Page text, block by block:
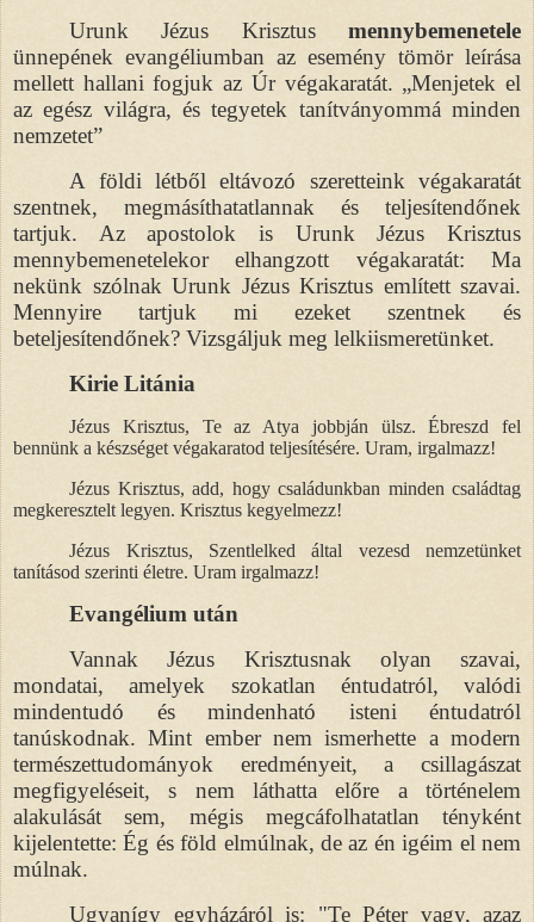
Urunk Jézus Krisztus mennybemenetele
ünnepének evangéliumban az esemény tömör leírása
mellett hallani fogjuk az Úr végakaratát. „Menjetek el
az egész világra, és tegyetek tanítványommá minden
nemzetet”
A földi létből eltávozó szeretteink végakaratát
szentnek, megmásíthatatlannak és teljesítendőnek
tartjuk. Az apostolok is Urunk Jézus Krisztus
mennybemenetelekor elhangzott végakaratát: Ma
nekünk szólnak Urunk Jézus Krisztus említett szavai.
Mennyire tartjuk mi ezeket szentnek és
beteljesítendőnek? Vizsgáljuk meg lelkiismeretünket.
Kirie Litánia
Jézus Krisztus, Te az Atya jobbján ülsz. Ébreszd fel
bennünk a készséget végakaratod teljesítésére. Uram, irgalmazz!
Jézus Krisztus, add, hogy családunkban minden családtag
megkeresztelt legyen. Krisztus kegyelmezz!
Jézus Krisztus, Szentlelked által vezesd nemzetünket
tanításod szerinti életre. Uram irgalmazz!
Evangélium után
Vannak Jézus Krisztusnak olyan szavai,
mondatai, amelyek szokatlan éntudatról, valódi
mindentudó és mindenható isteni éntudatról
tanúskodnak. Mint ember nem ismerhette a modern
természettudományok eredményeit, a csillagászat
megfigyeléseit, s nem láthatta előre a történelem
alakulását sem, mégis megcáfolhatatlan tényként
kijelentette: Ég és föld elmúlnak, de az én igéim el nem
múlnak.
Ugyanígy egyházáról is: "Te Péter vagy, azaz